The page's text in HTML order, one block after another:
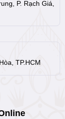
P. Rạch Giá,
TP.HCM